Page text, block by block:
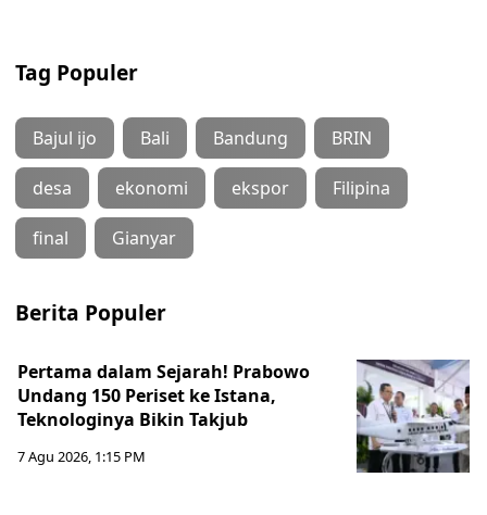
Tag Populer
Bajul ijo Bali Bandung BRIN
desa ekonomi ekspor Filipina
final Gianyar
Berita Populer
Pertama dalam Sejarah! Prabowo
Undang 150 Periset ke Istana,
Teknologinya Bikin Takjub
7 Agu 2026, 1:15 PM